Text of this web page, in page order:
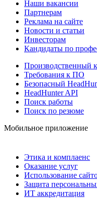
Наши вакансии
Партнерам
Реклама на сайте
Новости и статьи
Инвесторам
Кандидаты по
Производственный
Требования к ПО
Безопасный
HeadHunter API
Поиск работы
Поиск по резюме
Мобильное приложение
Этика и комплаенс
Оказание услуг
Использование
Защита
ИТ аккредитация